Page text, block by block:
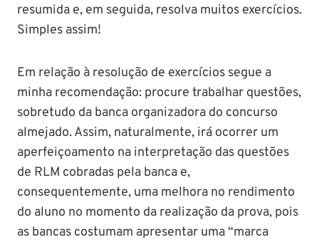
resumida e, em seguida, resolva muitos exercícios.
Simples assim!
Em relação à resolução de exercícios segue a
minha recomendação: procure trabalhar questões,
sobretudo da banca organizadora do concurso
almejado. Assim, naturalmente, irá ocorrer um
aperfeiçoamento na interpretação das questões
de RLM cobradas pela banca e,
consequentemente, uma melhora no rendimento
do aluno no momento da realização da prova, pois
as bancas costumam apresentar uma “marca